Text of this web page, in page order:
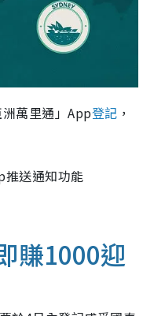
萬里通」App登記 ，
推送通知功能
賺1000迎